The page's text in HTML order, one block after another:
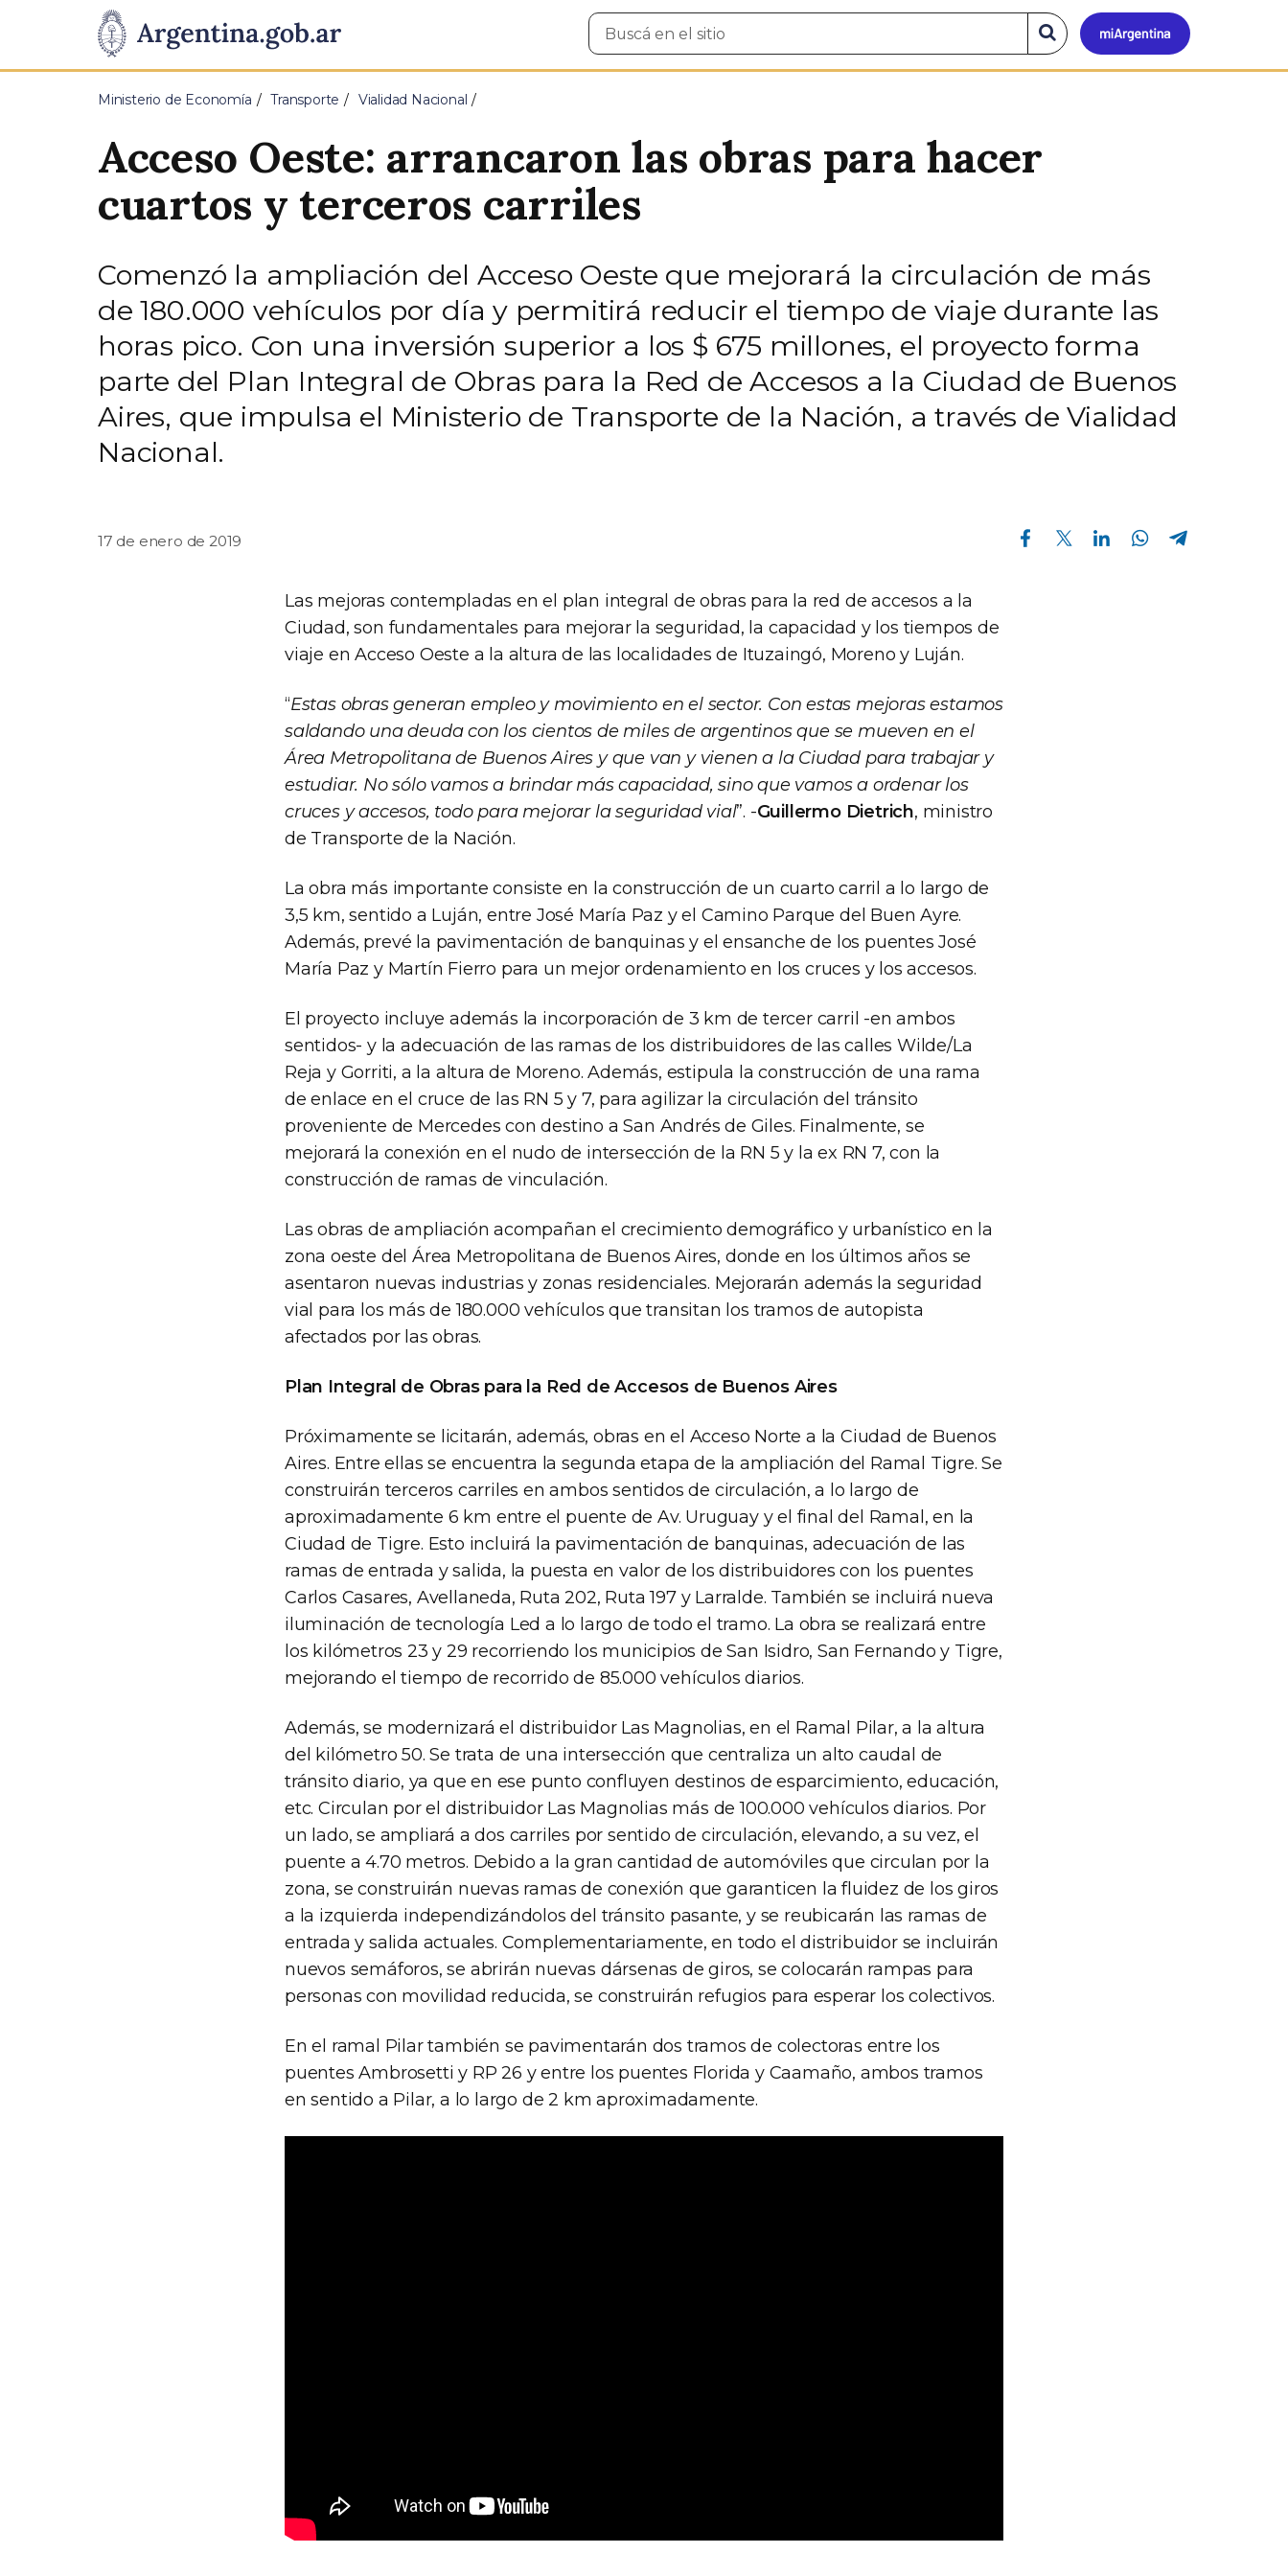
Presidencia
de
Pasar al contenido principal
Mi
Buscar
en
Buscar
en
el
Ministerio de Economía Transporte Vialidad Nacional
Acceso Oeste: arrancaron las obras para hacer
cuartos y terceros carriles
Comenzó la ampliación del Acceso Oeste que mejorará la circulación de más
de 180.000 vehículos por día y permitirá reducir el tiempo de viaje durante las
horas pico. Con una inversión superior a los $ 675 millones, el proyecto forma
parte del Plan Integral de Obras para la Red de Accesos a la Ciudad de Buenos
Aires, que impulsa el Ministerio de Transporte de la Nación, a través de Vialidad
Nacional.
17 de enero de 2019
Compartir en Facebook Compartir en Twitter Compartir en Linkedin Compartir en Whatsapp
Las mejoras contempladas en el plan integral de obras para la red de accesos a la
Ciudad, son fundamentales para mejorar la seguridad, la capacidad y los tiempos de
viaje en Acceso Oeste a la altura de las localidades de Ituzaingó, Moreno y Luján.
“Estas obras generan empleo y movimiento en el sector. Con estas mejoras estamos
saldando una deuda con los cientos de miles de argentinos que se mueven en el
Área Metropolitana de Buenos Aires y que van y vienen a la Ciudad para trabajar y
estudiar. No sólo vamos a brindar más capacidad, sino que vamos a ordenar los
cruces y accesos, todo para mejorar la seguridad vial”. -Guillermo Dietrich, ministro
de Transporte de la Nación.
La obra más importante consiste en la construcción de un cuarto carril a lo largo de
3,5 km, sentido a Luján, entre José María Paz y el Camino Parque del Buen Ayre.
Además, prevé la pavimentación de banquinas y el ensanche de los puentes José
María Paz y Martín Fierro para un mejor ordenamiento en los cruces y los accesos.
El proyecto incluye además la incorporación de 3 km de tercer carril -en ambos
sentidos- y la adecuación de las ramas de los distribuidores de las calles Wilde/La
Reja y Gorriti, a la altura de Moreno. Además, estipula la construcción de una rama
de enlace en el cruce de las RN 5 y 7, para agilizar la circulación del tránsito
proveniente de Mercedes con destino a San Andrés de Giles. Finalmente, se
mejorará la conexión en el nudo de intersección de la RN 5 y la ex RN 7, con la
construcción de ramas de vinculación.
Las obras de ampliación acompañan el crecimiento demográfico y urbanístico en la
zona oeste del Área Metropolitana de Buenos Aires, donde en los últimos años se
asentaron nuevas industrias y zonas residenciales. Mejorarán además la seguridad
vial para los más de 180.000 vehículos que transitan los tramos de autopista
afectados por las obras.
Plan Integral de Obras para la Red de Accesos de Buenos Aires
Próximamente se licitarán, además, obras en el Acceso Norte a la Ciudad de Buenos
Aires. Entre ellas se encuentra la segunda etapa de la ampliación del Ramal Tigre. Se
construirán terceros carriles en ambos sentidos de circulación, a lo largo de
aproximadamente 6 km entre el puente de Av. Uruguay y el final del Ramal, en la
Ciudad de Tigre. Esto incluirá la pavimentación de banquinas, adecuación de las
ramas de entrada y salida, la puesta en valor de los distribuidores con los puentes
Carlos Casares, Avellaneda, Ruta 202, Ruta 197 y Larralde. También se incluirá nueva
iluminación de tecnología Led a lo largo de todo el tramo. La obra se realizará entre
los kilómetros 23 y 29 recorriendo los municipios de San Isidro, San Fernando y Tigre,
mejorando el tiempo de recorrido de 85.000 vehículos diarios.
Además, se modernizará el distribuidor Las Magnolias, en el Ramal Pilar, a la altura
del kilómetro 50. Se trata de una intersección que centraliza un alto caudal de
tránsito diario, ya que en ese punto confluyen destinos de esparcimiento, educación,
etc. Circulan por el distribuidor Las Magnolias más de 100.000 vehículos diarios. Por
un lado, se ampliará a dos carriles por sentido de circulación, elevando, a su vez, el
puente a 4.70 metros. Debido a la gran cantidad de automóviles que circulan por la
zona, se construirán nuevas ramas de conexión que garanticen la fluidez de los giros
a la izquierda independizándolos del tránsito pasante, y se reubicarán las ramas de
entrada y salida actuales. Complementariamente, en todo el distribuidor se incluirán
nuevos semáforos, se abrirán nuevas dársenas de giros, se colocarán rampas para
personas con movilidad reducida, se construirán refugios para esperar los colectivos.
En el ramal Pilar también se pavimentarán dos tramos de colectoras entre los
puentes Ambrosetti y RP 26 y entre los puentes Florida y Caamaño, ambos tramos
en sentido a Pilar, a lo largo de 2 km aproximadamente.